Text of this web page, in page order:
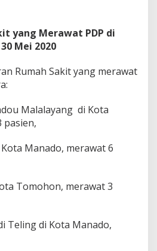
yang Merawat PDP di
Mei 2020
Rumah Sakit yang merawat
Malalayang di Kota
pasien,
Manado, merawat 6
Tomohon, merawat 3
Teling di Kota Manado,